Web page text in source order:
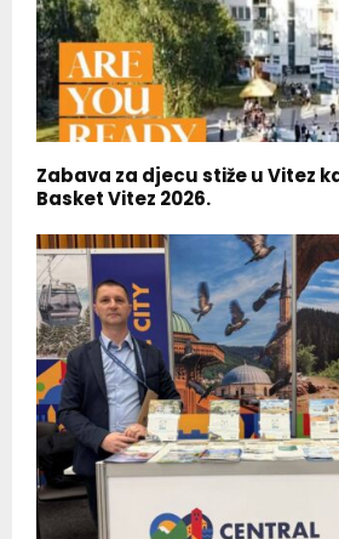
Zabava za djecu stiže u Vitez
Basket Vitez 2026.